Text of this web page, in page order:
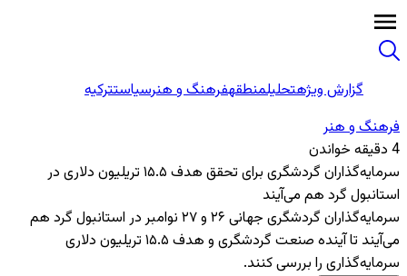
گزارش ویژهتحلیلمنطقهفرهنگ و هنرسیاستترکیه
فرهنگ و هنر
4 دقیقه خواندن
سرمایه‌گذاران گردشگری برای تحقق هدف ۱۵.۵ تریلیون دلاری در
استانبول گرد هم می‌آیند
سرمایه‌گذاران گردشگری جهانی ۲۶ و ۲۷ نوامبر در استانبول گرد هم
می‌آیند تا آینده صنعت گردشگری و هدف ۱۵.۵ تریلیون دلاری
سرمایه‌گذاری را بررسی کنند.